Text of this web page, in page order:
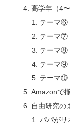
高学年（4
テーマ⑥
テーマ⑦
テーマ⑧
テーマ⑨
テーマ⑩
Amazonで
自由研究の
パパがサ